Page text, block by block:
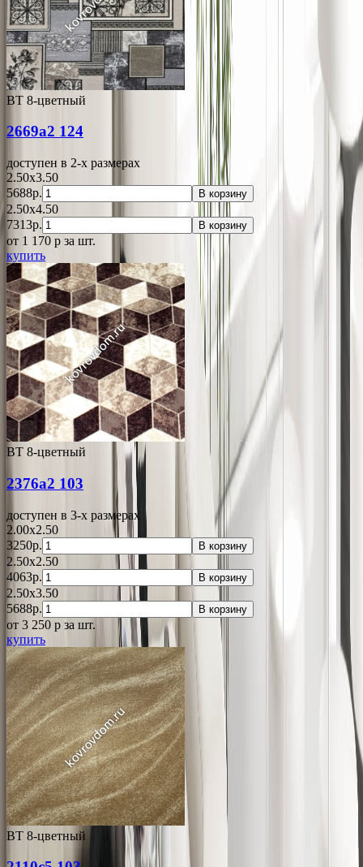
ВТ 8-цветный
2669a2 124
доступен в 2-x размерах
2.50x3.50
5688р.
В корзину
2.50x4.50
7313р.
В корзину
от 1 170 p за шт.
купить
ВТ 8-цветный
2376a2 103
доступен в 3-x размерах
2.00x2.50
3250р.
В корзину
2.50x2.50
4063р.
В корзину
2.50x3.50
5688р.
В корзину
от 3 250 p за шт.
купить
ВТ 8-цветный